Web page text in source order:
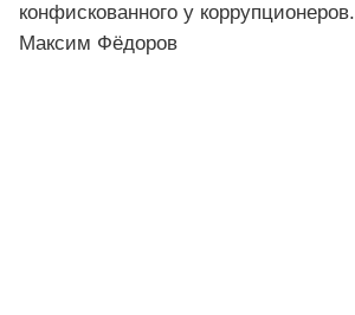
конфискованного у коррупционеров.
Максим Фёдоров